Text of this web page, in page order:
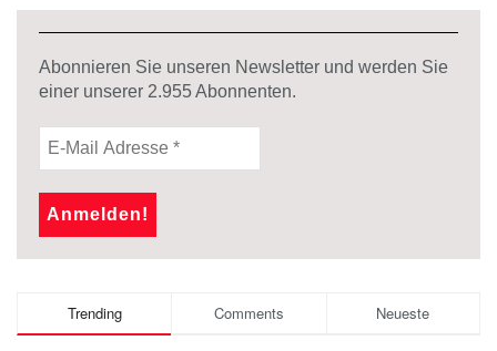
Abonnieren Sie unseren Newsletter und werden Sie
einer unserer 2.955Abonnenten.
Trending Comments Neueste